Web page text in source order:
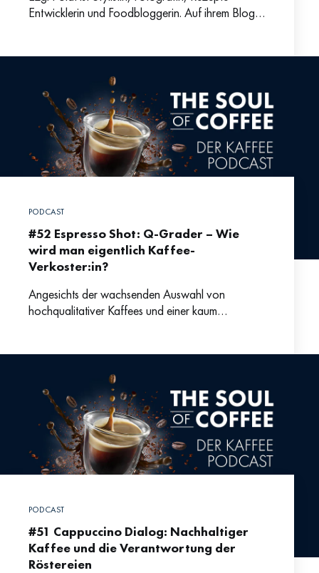
Entwicklerin und Foodbloggerin. Auf ihrem Blog
kombinieren.
PODCAST
#52 Espresso Shot: Q-Grader – Wie
wird man eigentlich Kaffee-
Verkoster:in?
Angesichts der wachsenden Auswahl von
hochqualitativer Kaffees und einer kaum
bemessen und
PODCAST
#51 Cappuccino Dialog: Nachhaltiger
Kaffee und die Verantwortung der
Röstereien